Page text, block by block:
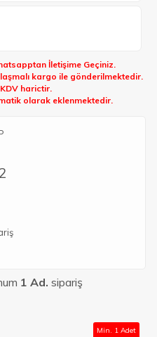
İletişime Geçiniz.
kargo ile gönderilmektedir.
harictir.
olarak eklenmektedir.
1 Ad. sipariş
Min. 1 Adet